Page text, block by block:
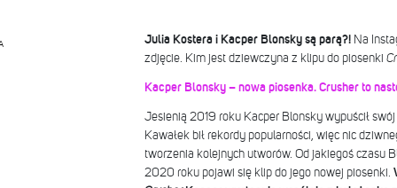
Julia Kostera i Kacper Blonsky są parą?! Na
zdjęcie. Kim jest dziewczyna z klipu do piosenki
Kacper Blonsky – nowa piosenka. Crusher to
Jesienią 2019 roku Kacper Blonsky wypuścił
Kawałek bił rekordy popularności, więc nic
tworzenia kolejnych utworów. Od jakiegoś czasu
2020 roku pojawi się klip do jego nowej piosenki.